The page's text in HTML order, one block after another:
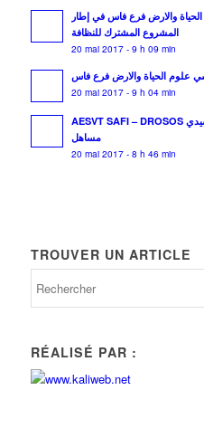
والارض فرع فاس في إطار
المشروع المشترك للنظافة
20 mai 2017 - 9 h 09 min
علوم الحياة والارض فرع فاس
20 mai 2017 - 9 h 04 min
AESVT SAFI – DROSOS اليوم الوطني للمواقع الطبية غابة سيدي
مساهل
20 mai 2017 - 8 h 46 min
TROUVER UN ARTICLE
RÉALISÉ PAR :